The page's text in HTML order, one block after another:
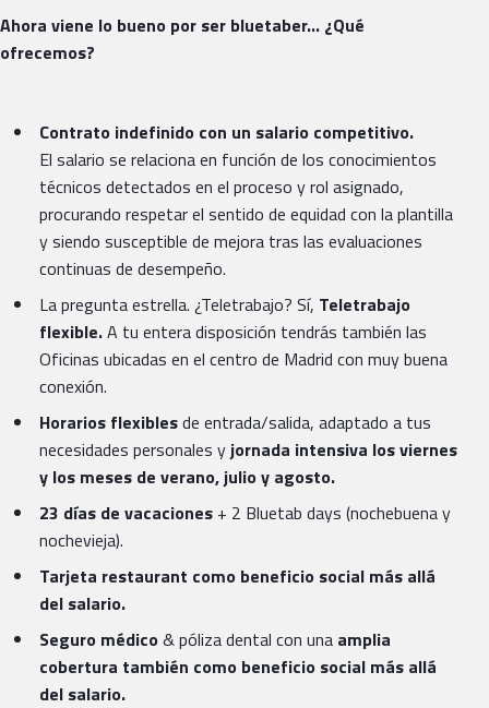
Ahora viene lo bueno por ser bluetaber… ¿Qué
ofrecemos?
Contrato indefinido con un salario competitivo.
El salario se relaciona en función de los conocimientos
técnicos detectados en el proceso y rol asignado,
procurando respetar el sentido de equidad con la plantilla
y siendo susceptible de mejora tras las evaluaciones
continuas de desempeño.
La pregunta estrella. ¿Teletrabajo? Sí, Teletrabajo
flexible.A tu entera disposición tendrás también las
Oficinas ubicadas en el centro de Madrid con muy buena
conexión.
Horarios flexiblesde entrada/salida, adaptado a tus
necesidades personales yjornada intensiva los viernes
y los meses de verano, julio y agosto.
23 días de vacaciones + 2 Bluetab days (nochebuena y
nochevieja).
Tarjeta restaurant como beneficio social más allá
del salario.
Seguro médico& póliza dental con una amplia
cobertura también como beneficio social más allá
del salario.